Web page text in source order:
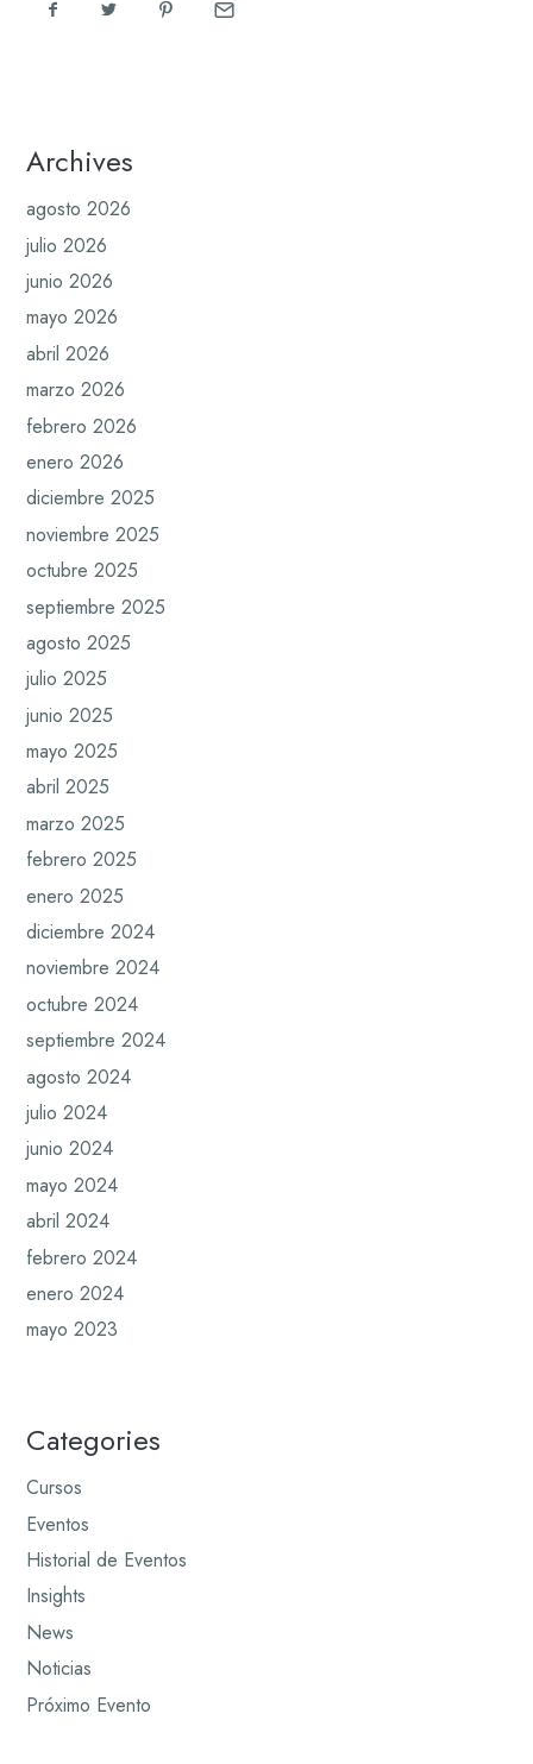
Archives
agosto 2026
julio 2026
junio 2026
mayo 2026
abril 2026
marzo 2026
febrero 2026
enero 2026
diciembre 2025
noviembre 2025
octubre 2025
septiembre 2025
agosto 2025
julio 2025
junio 2025
mayo 2025
abril 2025
marzo 2025
febrero 2025
enero 2025
diciembre 2024
noviembre 2024
octubre 2024
septiembre 2024
agosto 2024
julio 2024
junio 2024
mayo 2024
abril 2024
febrero 2024
enero 2024
mayo 2023
Categories
Cursos
Eventos
Historial de Eventos
Insights
News
Noticias
Próximo Evento